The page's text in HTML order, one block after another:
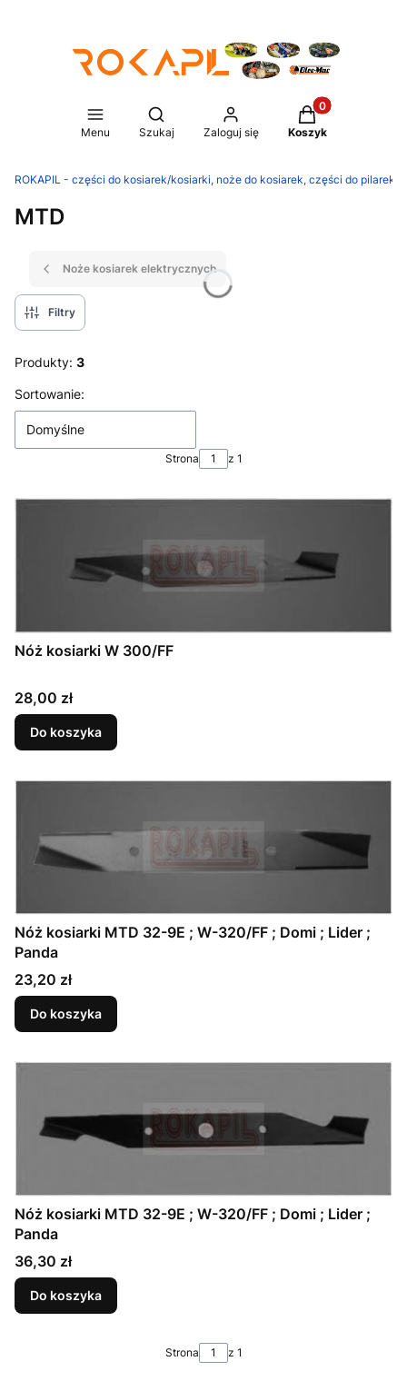
Menu
Otwórz wyszukiwarkę
Szukaj Zaloguj się
Produkty w
Koszyk
ROKAPIL - części do kosiarek/kosiarki, noże do kosiarek, części do pilarek/
MTD
Noże kosiarek elektrycznych
Filtry
Produkty: 3
Lista produktów
Sortowanie:
Domyślne
Strona z 1
Nóż kosiarki W 300/FF
Cena
28,00 zł
Do koszyka
Nóż kosiarki MTD 32-9E ; W-320/FF ; Domi ; Lider ;
Panda
Cena
23,20 zł
Do koszyka
Nóż kosiarki MTD 32-9E ; W-320/FF ; Domi ; Lider ;
Panda
Cena
36,30 zł
Do koszyka
Strona z 1